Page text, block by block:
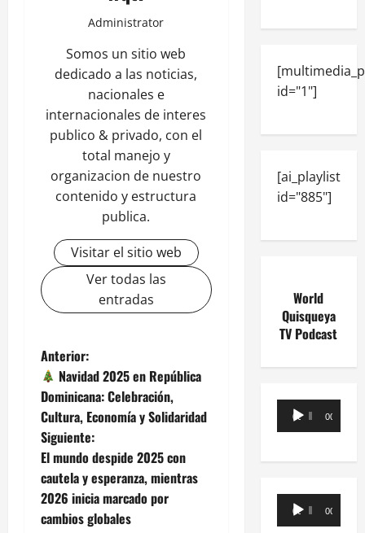
Administrator
Somos un sitio web
dedicado a las noticias,
nacionales e
internacionales de interes
publico & privado, con el
total manejo y
organizacion de nuestro
contenido y estructura
publica.
Visitar el sitio web
Ver todas las
entradas
Anterior:
Navidad 2025 en República
Dominicana: Celebración,
Cultura, Economía y Solidaridad
Siguiente:
El mundo despide 2025 con
cautela y esperanza, mientras
2026 inicia marcado por
cambios globales
id="1"]
[ai_playlist
id="885"]
World
Quisqueya
TV Podcast
Reproductor
de
00:00 00:00
Reproductor
de
00:00 00:00